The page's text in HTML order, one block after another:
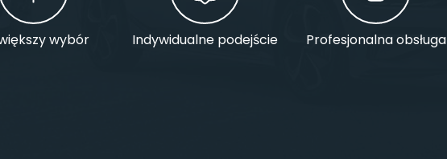
wybór Indywidualne podejście Profesjonalna obsługa